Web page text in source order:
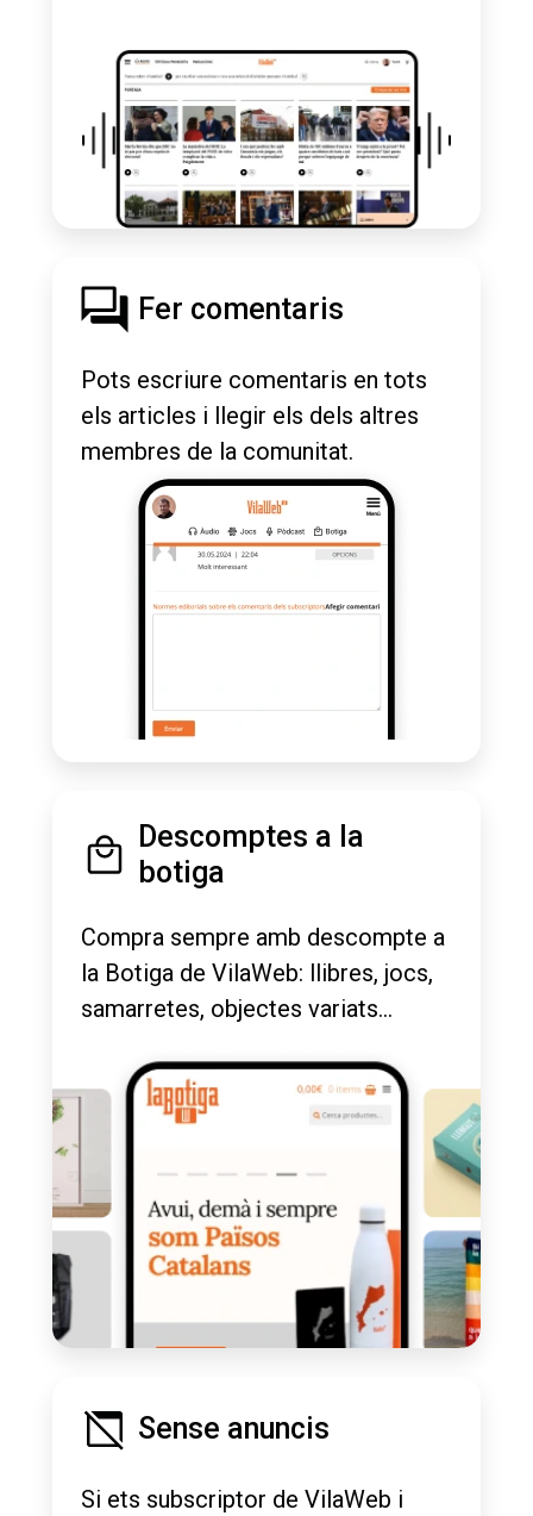
Fer comentaris
Pots escriure comentaris en tots
els articles i llegir els dels altres
membres de la comunitat.
Descomptes a la
botiga
Compra sempre amb descompte a
la Botiga de VilaWeb: llibres, jocs,
samarretes, objectes variats...
Sense anuncis
Si ets subscriptor de VilaWeb i